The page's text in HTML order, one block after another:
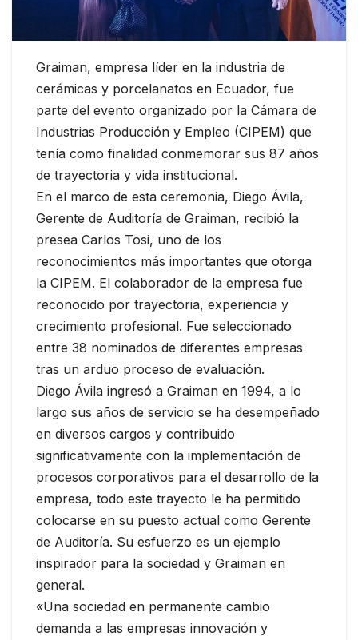
Graiman, empresa líder en la industria de
cerámicas y porcelanatos en Ecuador, fue
parte del evento organizado por la Cámara de
Industrias Producción y Empleo (CIPEM) que
tenía como finalidad conmemorar sus 87 años
de trayectoria y vida institucional.
En el marco de esta ceremonia, Diego Ávila,
Gerente de Auditoría de Graiman, recibió la
presea Carlos Tosi, uno de los
reconocimientos más importantes que otorga
la CIPEM. El colaborador de la empresa fue
reconocido por trayectoria, experiencia y
crecimiento profesional. Fue seleccionado
entre 38 nominados de diferentes empresas
tras un arduo proceso de evaluación.
Diego Ávila ingresó a Graiman en 1994, a lo
largo sus años de servicio se ha desempeñado
en diversos cargos y contribuido
significativamente con la implementación de
procesos corporativos para el desarrollo de la
empresa, todo este trayecto le ha permitido
colocarse en su puesto actual como Gerente
de Auditoría. Su esfuerzo es un ejemplo
inspirador para la sociedad y Graiman en
general.
«Una sociedad en permanente cambio
demanda a las empresas innovación y